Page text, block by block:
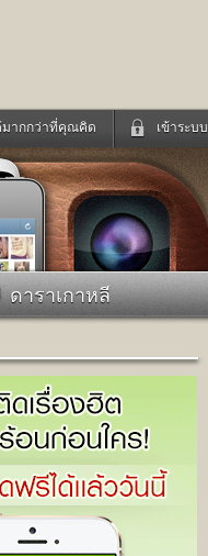
เข้าระบบ
มากกว่าที่คุณคิด
ดูทีวี
ฟังวิทยุออนไลน์
Glitter
แม่และเด็ก
สัตว์เลี้ยง
ท่องเที่ยว
Facebook
บด้วย User Kapook
บบด้วย Facebook
ดาราเกาหลี